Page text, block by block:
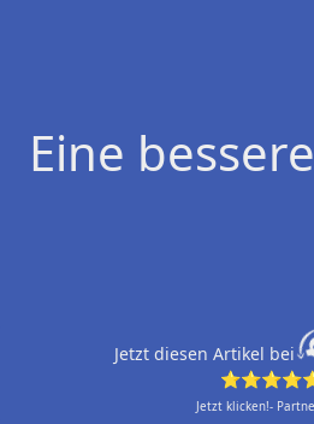
Eine
Jetzt diesen Artikel bei
Jetzt klicken!-